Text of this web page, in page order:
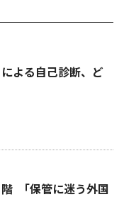
よる自己診断、ど
階 ｢保管に迷う外国